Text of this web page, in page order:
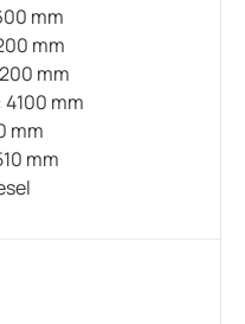
mm
mm
mm
mm
mm
mm